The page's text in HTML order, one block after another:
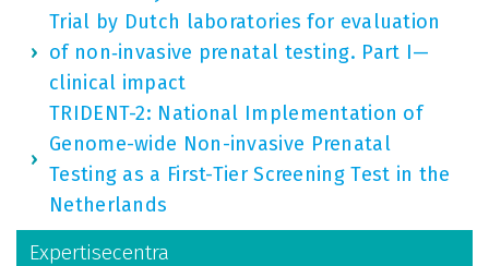
Trial by Dutch laboratories for evaluation
of non‐invasive prenatal testing. Part I—
clinical impact
TRIDENT-2: National Implementation of
Genome-wide Non-invasive Prenatal
Testing as a First-Tier Screening Test in the
Netherlands
Expertisecentra